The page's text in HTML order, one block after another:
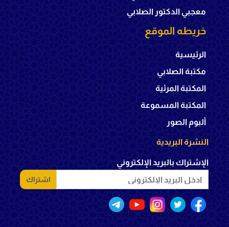
معجبي الدكتور الصلابي
خريطه الموقع
الرئيسية
مكتبة الصلابي
المكتبة المرئية
المكتبة المسموعة
ألبوم الصور
النشرة البريدية
الإشتراك بالبريد الإلكتروني
اشتراك